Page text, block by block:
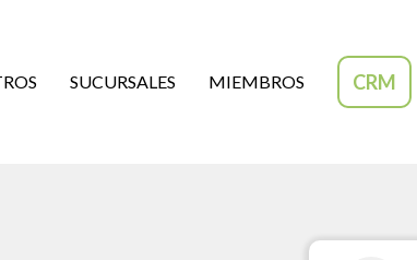
SUCURSALES MIEMBROS CRM